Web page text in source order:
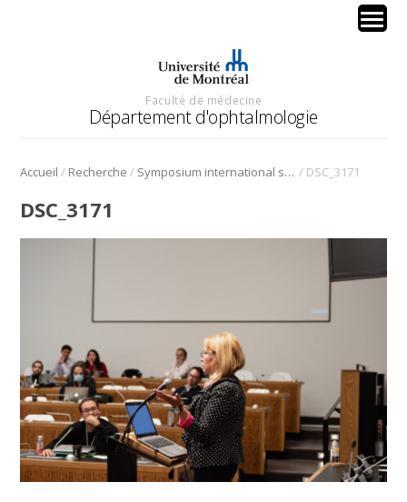
Faculté de médecine
Département d'ophtalmologie
Accueil / Recherche / Symposium international sur l’angiogenèse rétinienne et choroïdienne / DSC_3171
DSC_3171